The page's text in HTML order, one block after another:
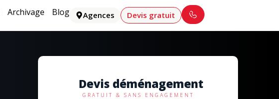
Archivage Blog Agences Devis gratuit
Devis déménagement
GRATUIT & SANS ENGAGEMENT